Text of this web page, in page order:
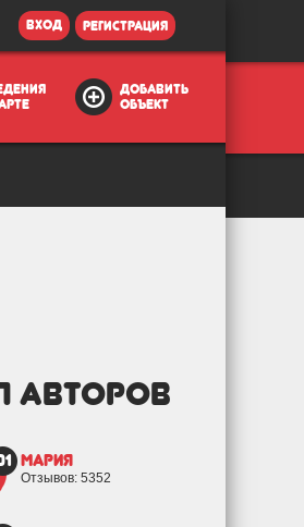
вход регистрация
добавить
объект
АВТОРОВ
Мария
Отзывов: 5352